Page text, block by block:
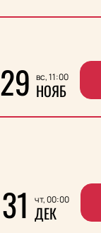
29 вс, 11:00
НОЯБ
31 чт, 00:00
ДЕК